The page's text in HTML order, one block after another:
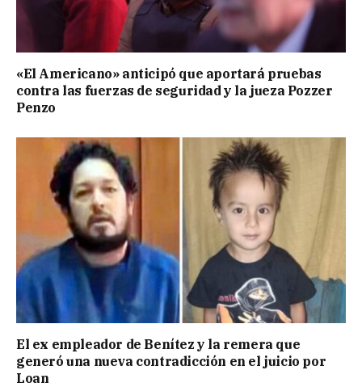
«El Americano» anticipó que aportará pruebas
contra las fuerzas de seguridad y la jueza Pozzer
Penzo
El ex empleador de Benítez y la remera que
generó una nueva contradicción en el juicio por
Loan